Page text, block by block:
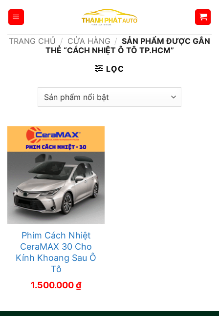
qua
dungTRANG CHỦ / CỬA HÀNG / SẢN PHẨM ĐƯỢC GẮN
THẺ “CÁCH NHIỆT Ô TÔ TP.HCM”
LỌC
Phim Cách Nhiệt
CeraMAX 30 Cho
Kính Khoang Sau Ô
Tô
1.500.000₫